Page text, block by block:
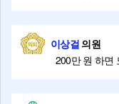
이상걸의원
200만 원 하면